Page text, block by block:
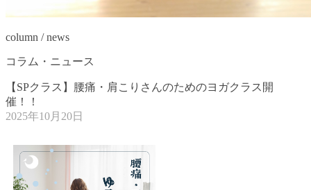
column / news
コラム・ニュース
【SPクラス】腰痛・肩こりさんのためのヨガクラス開
催！！
2025年10月20日